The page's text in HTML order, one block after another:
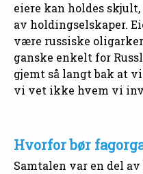
eiere kan holdes
av holdingselskaper.
være russiske
ganske enkelt for
gjemt så langt bak at
vi vet ikke hvem vi
Hvorfor bør
Samtalen var en del